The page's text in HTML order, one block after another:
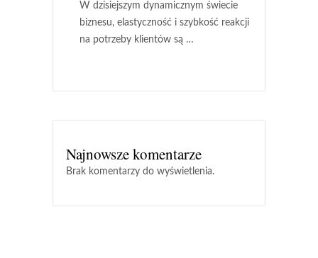
W dzisiejszym dynamicznym świecie
biznesu, elastyczność i szybkość reakcji
na potrzeby klientów są …
Najnowsze komentarze
Brak komentarzy do wyświetlenia.